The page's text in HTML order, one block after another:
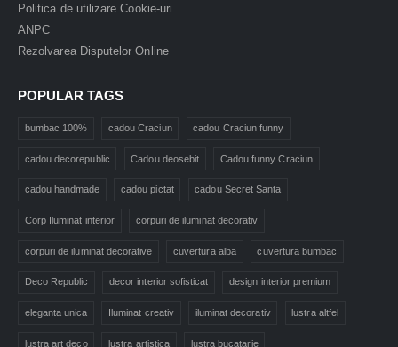
Politica de utilizare Cookie-uri
ANPC
Rezolvarea Disputelor Online
POPULAR TAGS
bumbac 100% cadou Craciun cadou Craciun funny
cadou decorepublic Cadou deosebit Cadou funny Craciun
cadou handmade cadou pictat cadou Secret Santa
Corp Iluminat interior corpuri de iluminat decorativ
corpuri de iluminat decorative cuvertura alba cuvertura bumbac
Deco Republic decor interior sofisticat design interior premium
eleganta unica Iluminat creativ iluminat decorativ lustra altfel
lustra art deco lustra artistica lustra bucatarie